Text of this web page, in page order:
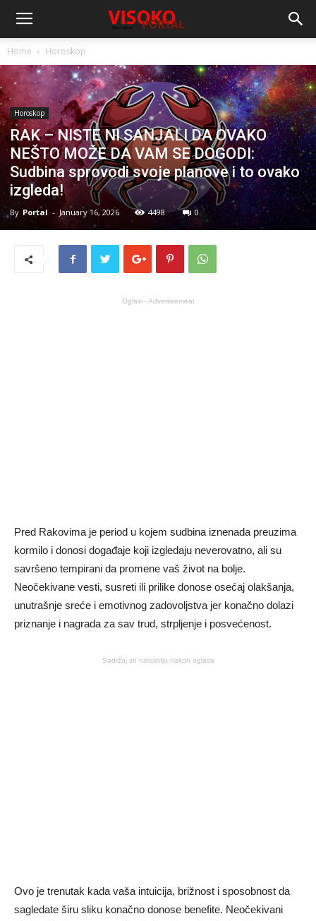
Home Horoskop
Horoskop
RAK – NISTE NI SANJALI DA OVAKO
NEŠTO MOŽE DA VAM SE DOGODI:
Sudbina sprovodi svoje planove i to ovako
izgleda!
By Portal - January 16, 2026 4498 0
Oglasi - Advertisement
Pred Rakovima je period u kojem sudbina iznenada preuzima
kormilo i donosi događaje koji izgledaju neverovatno, ali su
savršeno tempirani da promene vaš život na bolje.
Neočekivane vesti, susreti ili prilike donose osećaj olakšanja,
unutrašnje sreće i emotivnog zadovoljstva jer konačno dolazi
priznanje i nagrada za sav trud, strpljenje i posvećenost.
Sadržaj se nastavlja nakon oglasa
Ovo je trenutak kada vaša intuicija, brižnost i sposobnost da
sagledate širu sliku konačno donose benefite. Neočekivani